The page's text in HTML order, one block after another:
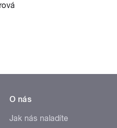
O nás
Jak nás naladíte